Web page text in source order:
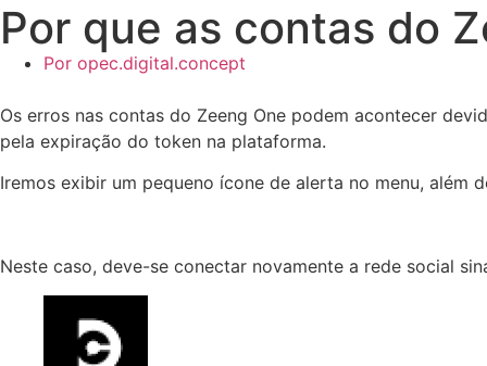
Por que as contas do
Por opec.digital.concept
Os erros nas contas do Zeeng One podem acontecer
pela expiração do token na plataforma.
Iremos exibir um pequeno ícone de alerta no menu,
Neste caso, deve-se conectar novamente a rede social